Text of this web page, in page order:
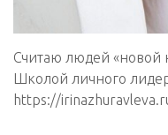
Считаю людей «новой
Школой личного
https://